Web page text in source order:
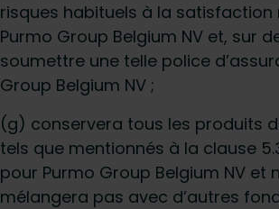
risques habituels à la satisfaction
Purmo Group Belgium NV et, sur
soumettre une telle police
Group Belgium NV ;
(g) conservera tous les produits
tels que mentionnés à la clause
pour Purmo Group Belgium NV et
mélangera pas avec d’autres